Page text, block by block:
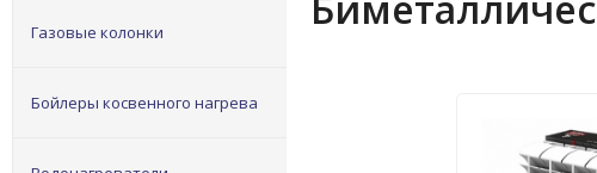
Газовые колонки
Бойлеры косвенного нагрева